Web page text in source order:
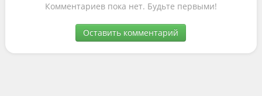
Комментариев пока нет. Будьте первыми!
Оставить комментарий